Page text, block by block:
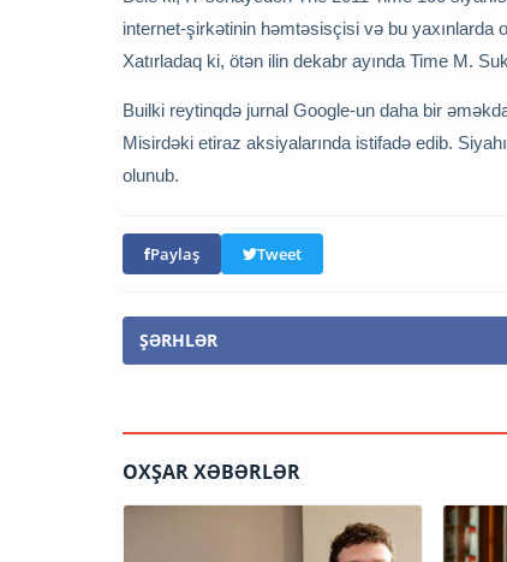
internet-şirkətinin həmtəsisçisi və bu yaxınlarda
Xatırladaq ki, ötən ilin dekabr ayında Time M.
Builki reytinqdə jurnal Google-un daha bir
Misirdəki etiraz aksiyalarında istifadə edib.
olunub.
Paylaş Tweet
ŞƏRHLƏR
OXŞAR XƏBƏRLƏR